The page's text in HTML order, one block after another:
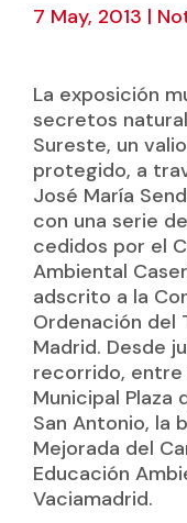
7 May, 2013 |
La exposición
secretos
Sureste, un
protegido, a
José María
con una serie
cedidos por el
Ambiental
adscrito a la
Ordenación del
Madrid. Desde
recorrido, entre
Municipal Plaza
San Antonio, la
Mejorada del
Educación
Vaciamadrid.